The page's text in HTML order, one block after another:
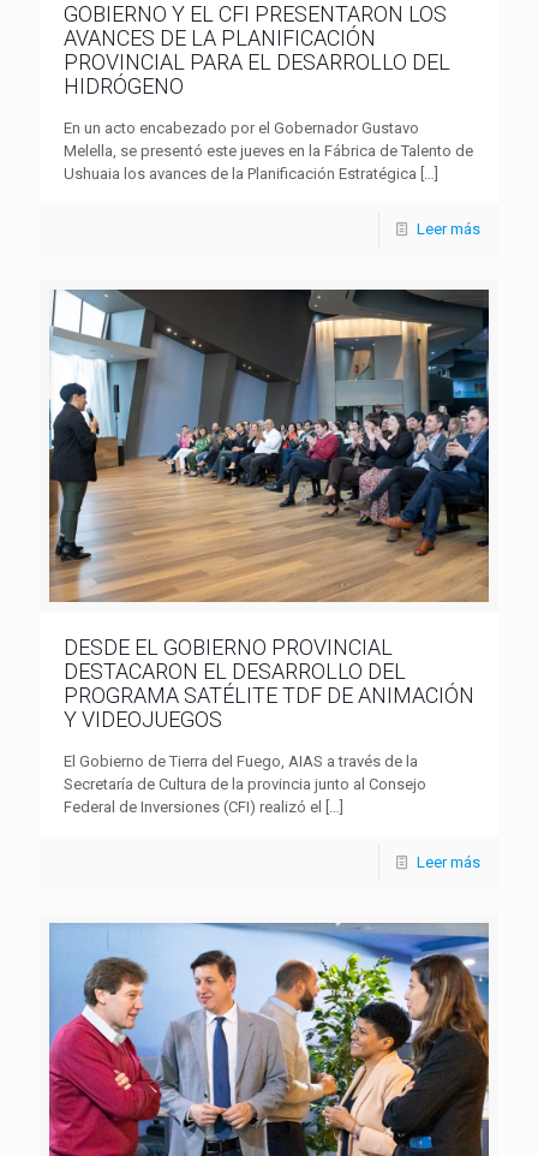
GOBIERNO Y EL CFI PRESENTARON LOS
AVANCES DE LA PLANIFICACIÓN
PROVINCIAL PARA EL DESARROLLO DEL
HIDRÓGENO
En un acto encabezado por el Gobernador Gustavo
Melella, se presentó este jueves en la Fábrica de Talento de
Ushuaia los avances de la Planificación Estratégica […]
Leer más
DESDE EL GOBIERNO PROVINCIAL
DESTACARON EL DESARROLLO DEL
PROGRAMA SATÉLITE TDF DE ANIMACIÓN
Y VIDEOJUEGOS
El Gobierno de Tierra del Fuego, AIAS a través de la
Secretaría de Cultura de la provincia junto al Consejo
Federal de Inversiones (CFI) realizó el […]
Leer más